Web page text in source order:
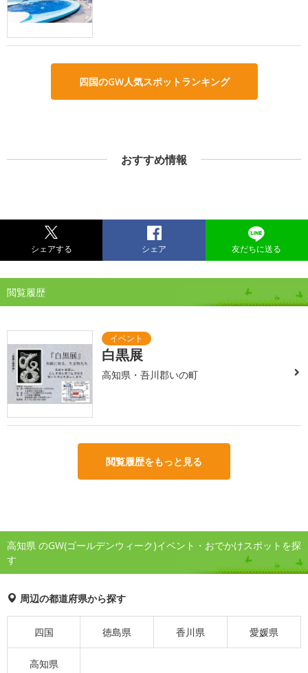
四国のGW人気スポットランキング
おすすめ情報
シェアする シェア 友だちに送る
閲覧履歴
白黒展
高知県・吾川郡いの町
閲覧履歴をもっと見る
高知県 のGW(ゴールデンウィーク)イベント・おでかけスポットを探
す
周辺の都道府県から探す
四国 徳島県 香川県 愛媛県
高知県